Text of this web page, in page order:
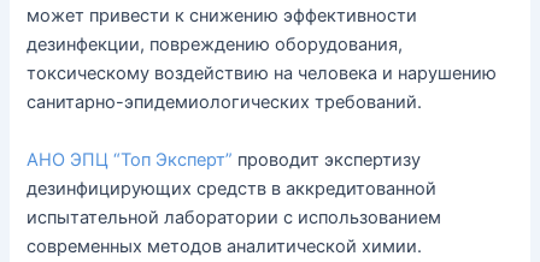
может привести к снижению эффективности
дезинфекции, повреждению оборудования,
токсическому воздействию на человека и нарушению
санитарно-эпидемиологических требований.
АНО ЭПЦ “Топ Эксперт” проводит экспертизу
дезинфицирующих средств в аккредитованной
испытательной лаборатории с использованием
современных методов аналитической химии.